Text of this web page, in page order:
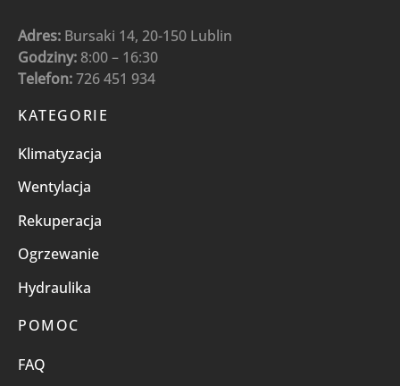
Adres: Bursaki 14, 20-150 Lublin
Godziny: 8:00 – 16:30
Telefon:726 451 934
KATEGORIE
Klimatyzacja
Wentylacja
Rekuperacja
Ogrzewanie
Hydraulika
POMOC
FAQ